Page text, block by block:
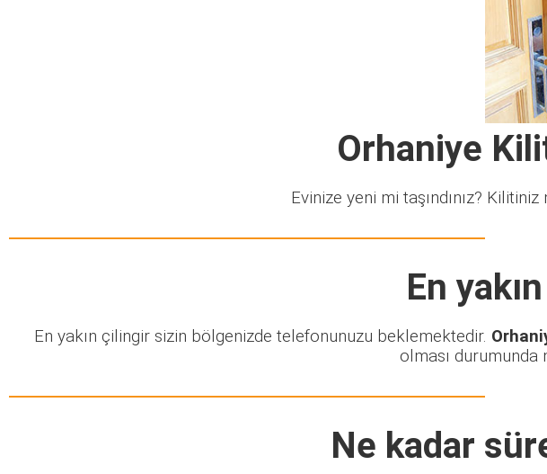
Orhaniye
Evinize yeni mi taşındınız?
En
En yakın çilingir sizin bölgenizde telefonunuzu beklemektedir.
olması durumunda
Ne kadar